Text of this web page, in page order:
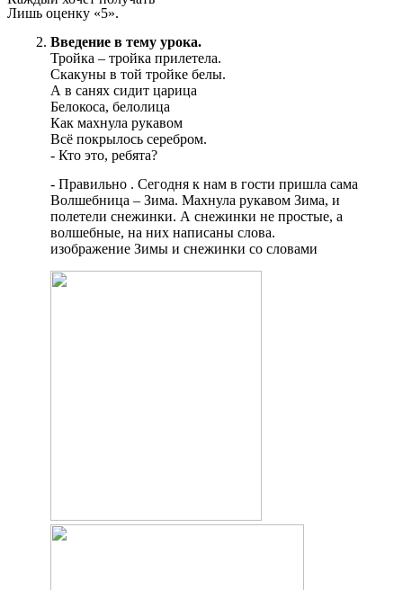
Лишь оценку «5».
Введение в тему урока.
Тройка – тройка прилетела.
Скакуны в той тройке белы.
А в санях сидит царица
Белокоса, белолица
Как махнула рукавом
Всё покрылось серебром.
- Кто это, ребята?
- Правильно . Сегодня к нам в гости пришла сама
Волшебница – Зима. Махнула рукавом Зима, и
полетели снежинки. А снежинки не простые, а
волшебные, на них написаны слова.
изображение Зимы и снежинки со словами